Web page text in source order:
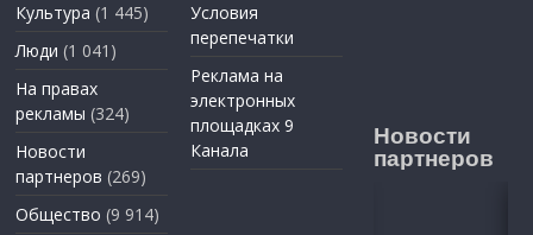
Культура (1 445)
Люди (1 041)
На правах
рекламы (324)
Новости
партнеров (269)
Общество (9 914)
Условия
перепечатки
Реклама на
электронных
площадках 9
Канала
Новости
партнеров